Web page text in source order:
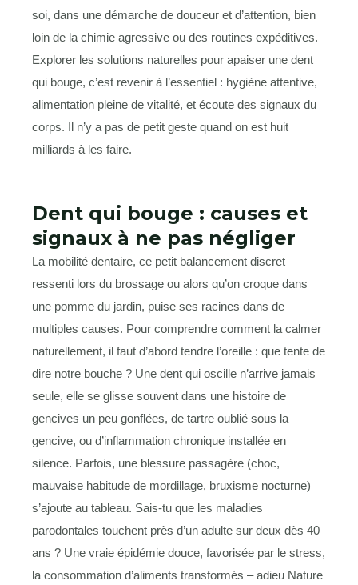
soi, dans une démarche de douceur et d’attention, bien
loin de la chimie agressive ou des routines expéditives.
Explorer les solutions naturelles pour apaiser une dent
qui bouge, c’est revenir à l’essentiel : hygiène attentive,
alimentation pleine de vitalité, et écoute des signaux du
corps. Il n’y a pas de petit geste quand on est huit
milliards à les faire.
Dent qui bouge : causes et
signaux à ne pas négliger
La mobilité dentaire, ce petit balancement discret
ressenti lors du brossage ou alors qu’on croque dans
une pomme du jardin, puise ses racines dans de
multiples causes. Pour comprendre comment la calmer
naturellement, il faut d’abord tendre l’oreille : que tente de
dire notre bouche ? Une dent qui oscille n’arrive jamais
seule, elle se glisse souvent dans une histoire de
gencives un peu gonflées, de tartre oublié sous la
gencive, ou d’inflammation chronique installée en
silence. Parfois, une blessure passagère (choc,
mauvaise habitude de mordillage, bruxisme nocturne)
s’ajoute au tableau. Sais-tu que les maladies
parodontales touchent près d’un adulte sur deux dès 40
ans ? Une vraie épidémie douce, favorisée par le stress,
la consommation d’aliments transformés – adieu Nature